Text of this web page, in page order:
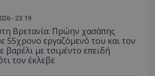
- 23:19
Βρετανία: Πρώην χασάπης
55χρονο εργαζόμενό του και τον
βαρέλι με τσιμέντο επειδή
τον έκλεβε